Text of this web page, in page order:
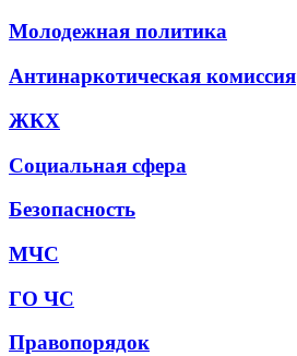
Молодежная политика
Антинаркотическая комиссия
ЖКХ
Социальная сфера
Безопасность
МЧС
ГО ЧС
Правопорядок